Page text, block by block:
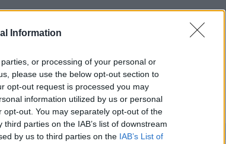
Information
or processing of your personal or
please use the below opt-out section to
opt-out request is processed you may
information utilized by us or personal
out. You may separately opt-out of the
parties on the IAB’s list of downstream
by us to third parties on the IAB’s List of
seriálům,
stanice
platné pro
za
základní
TV program